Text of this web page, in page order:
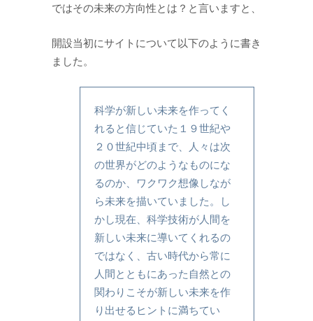
ではその未来の方向性とは？と言いますと、
開設当初にサイトについて以下のように書き
ました。
科学が新しい未来を作ってく
れると信じていた１９世紀や
２０世紀中頃まで、人々は次
の世界がどのようなものにな
るのか、ワクワク想像しなが
ら未来を描いていました。し
かし現在、科学技術が人間を
新しい未来に導いてくれるの
ではなく、古い時代から常に
人間とともにあった自然との
関わりこそが新しい未来を作
り出せるヒントに満ちてい